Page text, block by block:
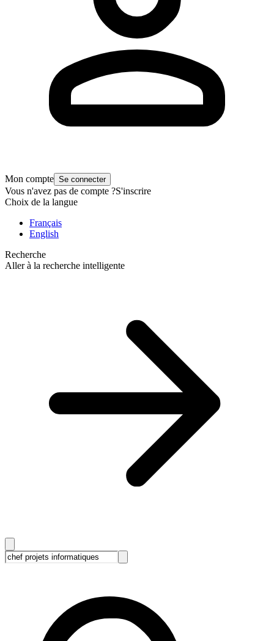
Mon compte Se connecter
Vous n'avez pas de compte ?S'inscrire
Choix de la langue
Français
English
Recherche
Aller à la recherche intelligente